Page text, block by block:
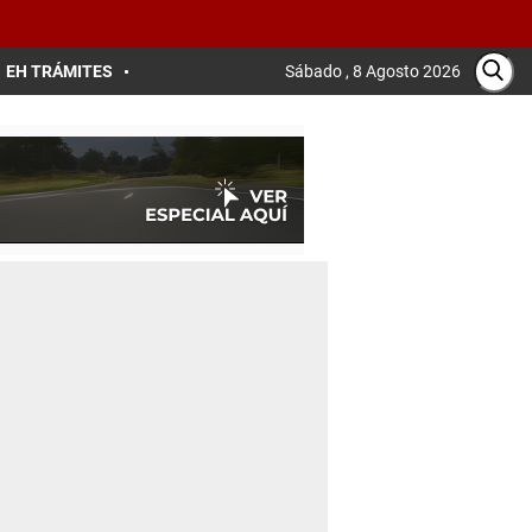
EH TRÁMITES Sábado , 8 Agosto 2026